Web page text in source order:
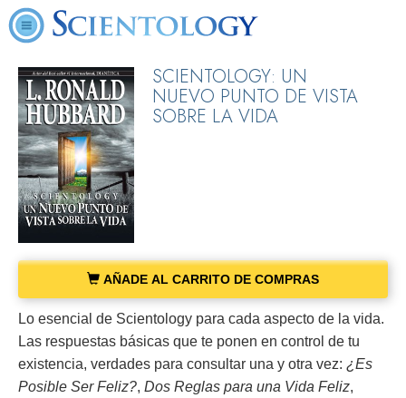
SCIENTOLOGY: UN
NUEVO PUNTO DE VISTA
SOBRE LA VIDA
AÑADE AL CARRITO DE COMPRAS
Lo esencial de Scientology para cada aspecto de la vida.
Las respuestas básicas que te ponen en control de tu
existencia, verdades para consultar una y otra vez: ¿Es
Posible Ser Feliz?, Dos Reglas para una Vida Feliz,